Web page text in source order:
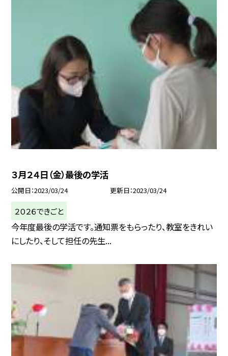
３月２４日（金）最後の学活
公開日 2023/03/24 更新日 2023/03/24
２０２６できごと
今年度最後の学活です。通知票をもらったり、教室をきれい
にしたり、そして担任の先生...